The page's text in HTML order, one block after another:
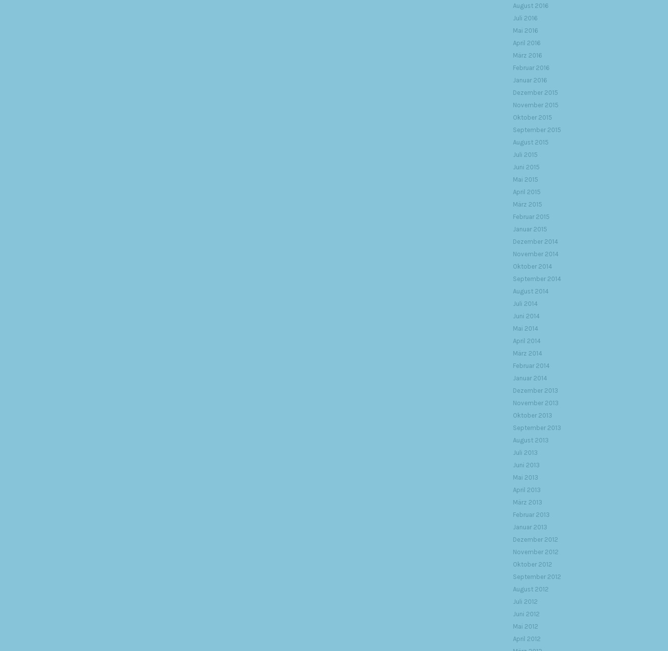
August 2016
Juli 2016
Mai 2016
April 2016
März 2016
Februar 2016
Januar 2016
Dezember 2015
November 2015
Oktober 2015
September 2015
August 2015
Juli 2015
Juni 2015
Mai 2015
April 2015
März 2015
Februar 2015
Januar 2015
Dezember 2014
November 2014
Oktober 2014
September 2014
August 2014
Juli 2014
Juni 2014
Mai 2014
April 2014
März 2014
Februar 2014
Januar 2014
Dezember 2013
November 2013
Oktober 2013
September 2013
August 2013
Juli 2013
Juni 2013
Mai 2013
April 2013
März 2013
Februar 2013
Januar 2013
Dezember 2012
November 2012
Oktober 2012
September 2012
August 2012
Juli 2012
Juni 2012
Mai 2012
April 2012